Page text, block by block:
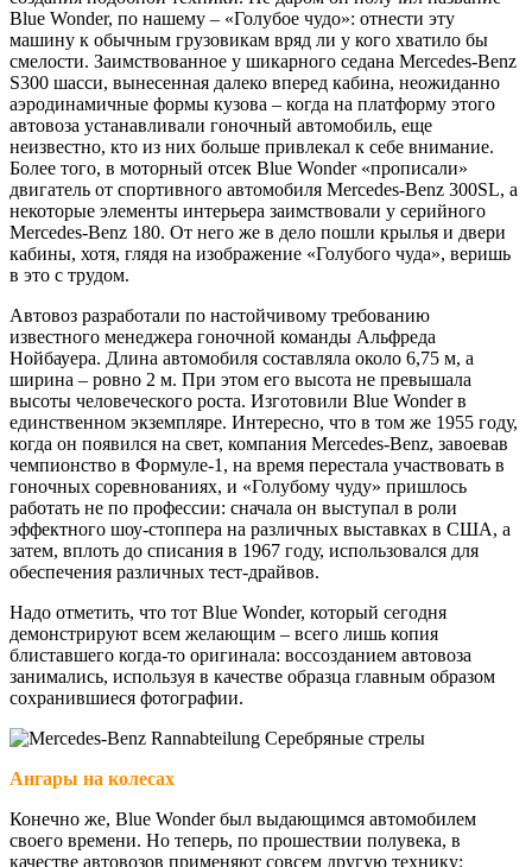
Blue Wonder, по нашему – «Голубое чудо»: отнести эту
машину к обычным грузовикам вряд ли у кого хватило бы
смелости. Заимствованное у шикарного седана Mercedes-Benz
S300 шасси, вынесенная далеко вперед кабина, неожиданно
аэродинамичные формы кузова – когда на платформу этого
автовоза устанавливали гоночный автомобиль, еще
неизвестно, кто из них больше привлекал к себе внимание.
Более того, в моторный отсек Blue Wonder «прописали»
двигатель от спортивного автомобиля Mercedes-Benz 300SL, а
некоторые элементы интерьера заимствовали у серийного
Mercedes-Benz 180. От него же в дело пошли крылья и двери
кабины, хотя, глядя на изображение «Голубого чуда», веришь
в это с трудом.
Автовоз разработали по настойчивому требованию
известного менеджера гоночной команды Альфреда
Нойбауера. Длина автомобиля составляла около 6,75 м, а
ширина – ровно 2 м. При этом его высота не превышала
высоты человеческого роста. Изготовили Blue Wonder в
единственном экземпляре. Интересно, что в том же 1955 году,
когда он появился на свет, компания Mercedes-Benz, завоевав
чемпионство в Формуле-1, на время перестала участвовать в
гоночных соревнованиях, и «Голубому чуду» пришлось
работать не по профессии: сначала он выступал в роли
эффектного шоу-стоппера на различных выставках в США, а
затем, вплоть до списания в 1967 году, использовался для
обеспечения различных тест-драйвов.
Надо отметить, что тот Blue Wonder, который сегодня
демонстрируют всем желающим – всего лишь копия
блиставшего когда-то оригинала: воссозданием автовоза
занимались, используя в качестве образца главным образом
сохранившиеся фотографии.
Ангары на колесах
Конечно же, Blue Wonder был выдающимся автомобилем
своего времени. Но теперь, по прошествии полувека, в
качестве автовозов применяют совсем другую технику: